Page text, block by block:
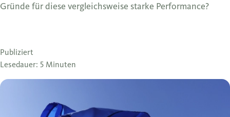
Gründe für diese vergleichsweise starke Performance?
Publiziert
Lesedauer: 5 Minuten